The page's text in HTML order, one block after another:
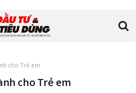
cho Trẻ em
cho Trẻ em